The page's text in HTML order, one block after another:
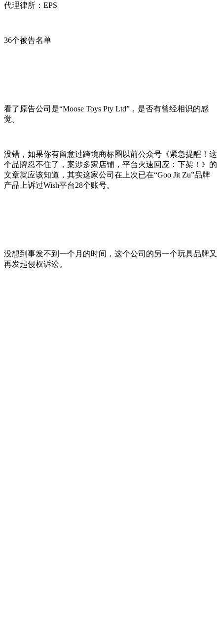
代理律所：EPS
36个被告名单
看了原告公司是“Moose Toys Pty Ltd”，是否有曾经相识的感
觉。
没错，如果你有留意过跨境商标圈以前公众号《紧急提醒！这
个品牌忍不住了，案涉多家店铺，平台火速回应：下架！》的
文章就应该知道，其实这家公司在上次已在“Goo Jit Zu”品牌
产品上诉过Wish平台28个账号。
没想到事发不到一个月的时间，这个公司的另一个玩具品牌又
再发起侵权诉讼。